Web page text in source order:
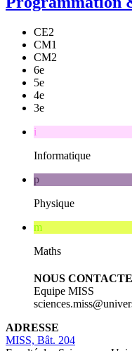
CE2
CM1
CM2
6e
5e
4e
3e
i
Informatique
p
Physique
m
Maths
NOUS
Equipe MISS
ADRESSE
MISS, Bât. 204